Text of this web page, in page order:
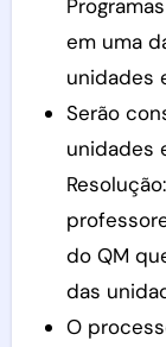
em uma
unidades
Serão
unidades
do QM
das
O